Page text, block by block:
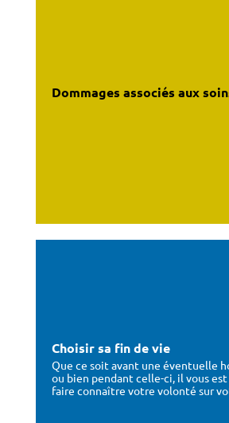
Dommages associés aux
Choisir sa fin de vie
Que ce soit avant une éventuelle
ou bien pendant celle-ci, il vous
faire connaître votre volonté sur